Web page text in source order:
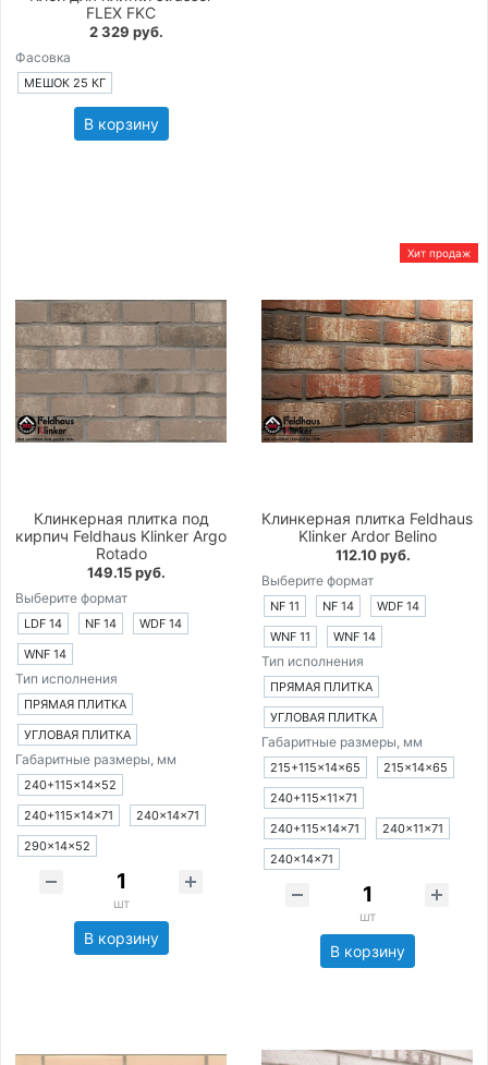
FLEX FKC
2 329 руб.
Фасовка
МЕШОК 25 КГ
В корзину
Клинкерная плитка под
кирпич Feldhaus Klinker Argo
Rotado
149.15 руб.
Выберите формат
LDF 14 NF 14
WDF 14
WNF 14
Тип исполнения
ПРЯМАЯ ПЛИТКА
УГЛОВАЯ ПЛИТКА
Габаритные размеры, мм
240+115×14×52
240+115×14×71
240×14×71
290×14×52
шт
В корзину
Хит продаж
Клинкерная плитка Feldhaus
Klinker Ardor Belino
112.10 руб.
Выберите формат
NF 11 NF 14
WDF 14
WNF 11
WNF 14
Тип исполнения
ПРЯМАЯ ПЛИТКА
УГЛОВАЯ ПЛИТКА
Габаритные размеры, мм
215+115×14×65
215×14×65
240+115×11×71
240+115×14×71
240×11×71
240×14×71
шт
В корзину